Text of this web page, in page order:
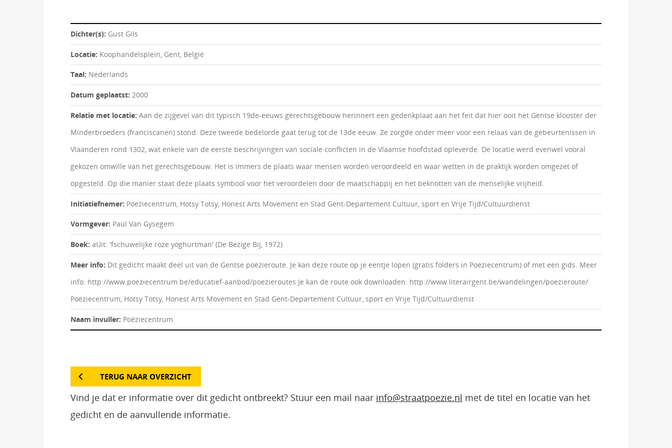
Dichter(s): Gust Gils
Locatie: Koophandelsplein, Gent, België
Taal: Nederlands
Datum geplaatst: 2000
Relatie met locatie: Aan de zijgevel van dit typisch 19de-eeuws gerechtsgebouw herinnert een gedenkplaat aan het feit dat hier ooit het Gentse klooster der
Minderbroeders (franciscanen) stond. Deze tweede bedelorde gaat terug tot de 13de eeuw. Ze zorgde onder meer voor een relaas van de gebeurtenissen in
Vlaanderen rond 1302, wat enkele van de eerste beschrijvingen van sociale conflicten in de Vlaamse hoofdstad opleverde. De locatie werd evenwel vooral
gekozen omwille van het gerechtsgebouw. Het is immers de plaats waar mensen worden veroordeeld en waar wetten in de praktijk worden omgezet of
opgesteld. Op die manier staat deze plaats symbool voor het veroordelen door de maatschappij en het beknotten van de menselijke vrijheid.
Initiatiefnemer: Poëziecentrum, Hotsy Totsy, Honest Arts Movement en Stad Gent-Departement Cultuur, sport en Vrije Tijd/Cultuurdienst
Vormgever: Paul Van Gysegem
Boek: aUit: 'fschuwelijke roze yoghurtman' (De Bezige Bij, 1972)
Meer info: Dit gedicht maakt deel uit van de Gentse poëzieroute. Je kan deze route op je eentje lopen (gratis folders in Poëziecentrum) of met een gids. Meer
info: http://www.poeziecentrum.be/educatief-aanbod/poezieroutes Je kan de route ook downloaden: http://www.literairgent.be/wandelingen/poezieroute/
Poëziecentrum, Hotsy Totsy, Honest Arts Movement en Stad Gent-Departement Cultuur, sport en Vrije Tijd/Cultuurdienst
Naam invuller: Poëziecentrum
TERUG NAAR OVERZICHT
Vind je dat er informatie over dit gedicht ontbreekt? Stuur een mail naar info@straatpoezie.nl met de titel en locatie van het
gedicht en de aanvullende informatie.